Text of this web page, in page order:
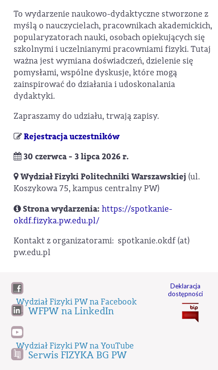
To wydarzenie naukowo-dydaktyczne stworzone z
myślą o nauczycielach, pracownikach akademickich,
popularyzatorach nauki, osobach opiekujących się
szkolnymi i uczelnianymi pracowniami fizyki. Tutaj
ważna jest wymiana doświadczeń, dzielenie się
pomysłami, wspólne dyskusje, które mogą
zainspirować do działania i udoskonalania
dydaktyki.
Zapraszamy do udziału, trwają zapisy.
Rejestracja uczestników
30 czerwca - 3 lipca 2026 r.
Wydział Fizyki Politechniki Warszawskiej (ul.
Koszykowa 75, kampus centralny PW)
Strona wydarzenia: https://spotkanie-
okdf.fizyka.pw.edu.pl/
Kontakt z organizatorami: spotkanie.okdf (at)
pw.edu.pl
Wydział Fizyki PW na Facebook
WFPW na LinkedIn
Wydział Fizyki PW na YouTube
Serwis FIZYKA BG PW
Deklaracja
dostępności